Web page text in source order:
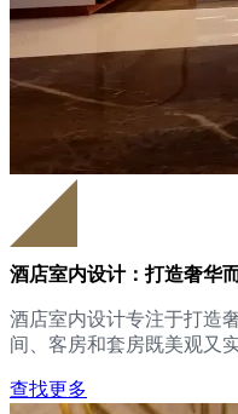
酒店室内设计：打造奢华
酒店室内设计专注于打造
间、客房和套房既美观又
查找更多